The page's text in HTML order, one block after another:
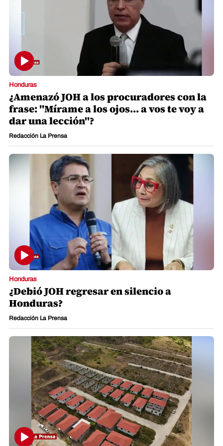
Honduras
¿Amenazó JOH a los procuradores con la
frase: "Mírame a los ojos... a vos te voy a
dar una lección"?
Redacción La Prensa
Honduras
¿Debió JOH regresar en silencio a
Honduras?
Redacción La Prensa